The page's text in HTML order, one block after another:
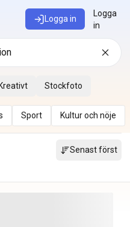
Logga in
Logga
in
Stockfoto
Sport Kultur och nöje
Senast först